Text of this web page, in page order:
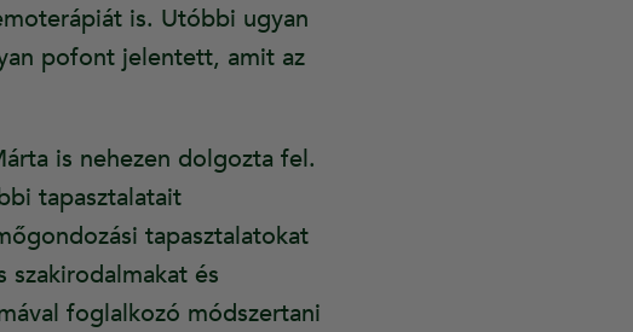
is. Utóbbi ugyan
pofont jelentett, amit az
is nehezen dolgozta fel.
tapasztalatait
tapasztalatokat
és
foglalkozó módszertani